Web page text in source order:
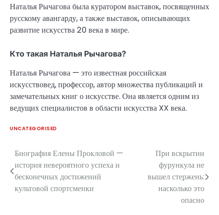
Наталья Рычагова была куратором выставок, посвященных
русскому авангарду, а также выставок, описывающих
развитие искусства 20 века в мире.
Кто такая Наталья Рычагова?
Наталья Рычагова — это известная российская
искусствовед, профессор, автор множества публикаций и
замечательных книг о искусстве. Она является одним из
ведущих специалистов в области искусства XX века.
UNCATEGORISED
Навигация
по
записям
Биография Елены Прокловой —
история невероятного успеха и
бесконечных достижений
культовой спортсменки
При вскрытии
фурункула не
вышел стержень:
насколько это
опасно